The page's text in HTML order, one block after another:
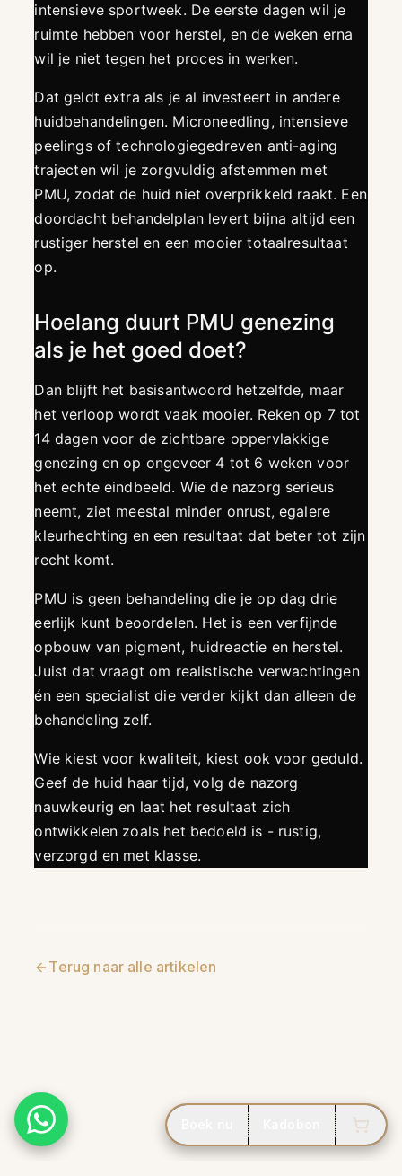
intensieve sportweek. De eerste dagen wil je
ruimte hebben voor herstel, en de weken erna
wil je niet tegen het proces in werken.
Dat geldt extra als je al investeert in andere
huidbehandelingen. Microneedling, intensieve
peelings of technologiegedreven anti-aging
trajecten wil je zorgvuldig afstemmen met
PMU, zodat de huid niet overprikkeld raakt. Een
doordacht behandelplan levert bijna altijd een
rustiger herstel en een mooier totaalresultaat
op.
Hoelang duurt PMU genezing
als je het goed doet?
Dan blijft het basisantwoord hetzelfde, maar
het verloop wordt vaak mooier. Reken op 7 tot
14 dagen voor de zichtbare oppervlakkige
genezing en op ongeveer 4 tot 6 weken voor
het echte eindbeeld. Wie de nazorg serieus
neemt, ziet meestal minder onrust, egalere
kleurhechting en een resultaat dat beter tot zijn
recht komt.
PMU is geen behandeling die je op dag drie
eerlijk kunt beoordelen. Het is een verfijnde
opbouw van pigment, huidreactie en herstel.
Juist dat vraagt om realistische verwachtingen
én een specialist die verder kijkt dan alleen de
behandeling zelf.
Wie kiest voor kwaliteit, kiest ook voor geduld.
Geef de huid haar tijd, volg de nazorg
nauwkeurig en laat het resultaat zich
ontwikkelen zoals het bedoeld is - rustig,
verzorgd en met klasse.
Terug naar alle artikelen